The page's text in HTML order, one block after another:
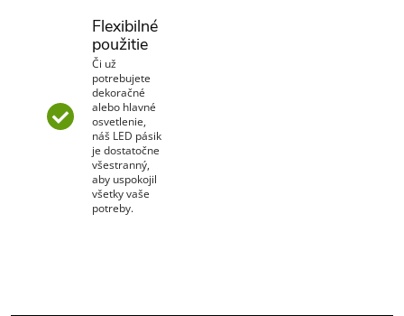
Flexibilné
použitie
Či už
potrebujete
dekoračné
alebo hlavné
osvetlenie,
náš LED pásik
je dostatočne
všestranný,
aby uspokojil
všetky vaše
potreby.